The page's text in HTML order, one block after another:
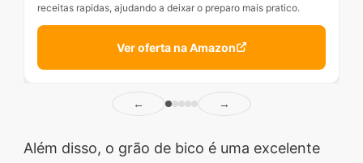
receitas rapidas, ajudando a deixar o preparo mais pratico.
Ver oferta na Amazon
← →
Além disso, o grão de bico é uma excelente